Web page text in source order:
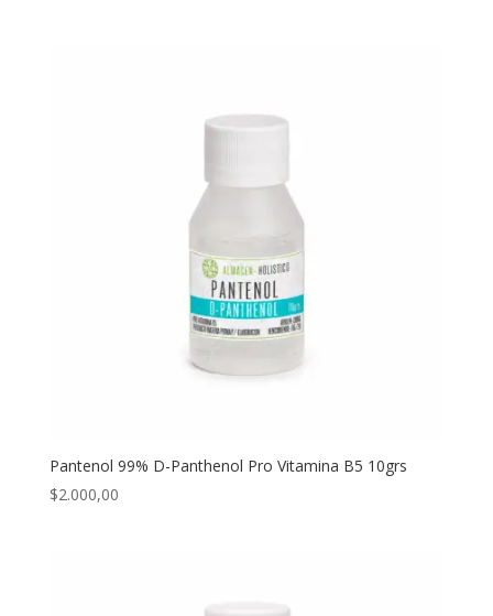
Pantenol 99% D-Panthenol Pro Vitamina B5 10grs
$2.000,00